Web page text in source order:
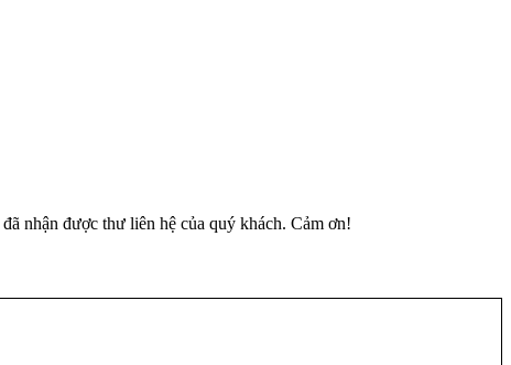
nhận được thư liên hệ của quý khách. Cảm ơn!